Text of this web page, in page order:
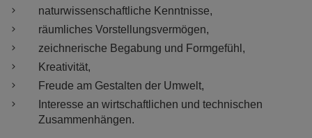
naturwissenschaftliche Kenntnisse,
räumliches Vorstellungsvermögen,
zeichnerische Begabung und Formgefühl,
Kreativität,
Freude am Gestalten der Umwelt,
Interesse an wirtschaftlichen und technischen
Zusammenhängen.